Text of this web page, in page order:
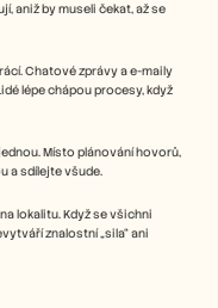
aniž by museli čekat, až se
Chatové zprávy a e-maily
lépe chápou procesy, když
Místo plánování hovorů,
a sdílejte všude.
lokalitu. Když se všichni
znalostní „sila“ ani